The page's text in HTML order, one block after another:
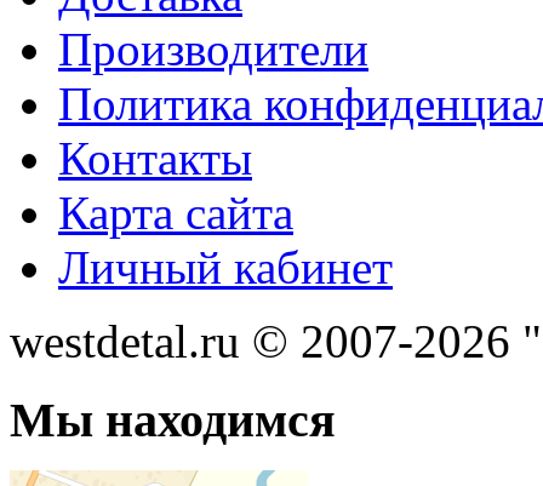
Производители
Политика
Контакты
Карта сайта
Личный кабинет
westdetal.ru © 2007-2026
Мы находимся